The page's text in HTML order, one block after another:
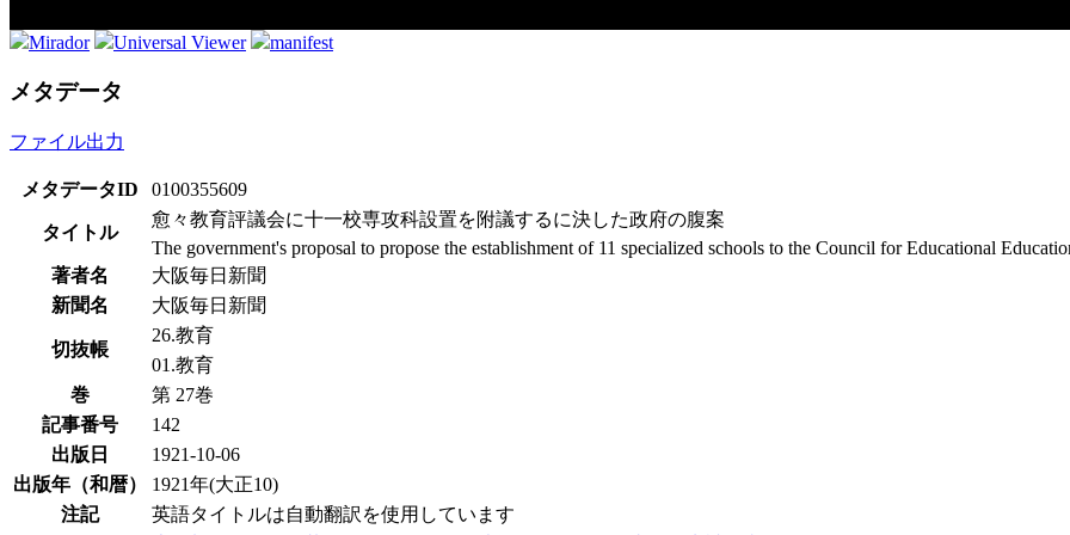
Mirador Universal Viewer manifest
メタデータ
ファイル出力
メタデータID 0100355609
タイトル
愈々教育評議会に十一校専攻科設置を附議するに決した政府の腹案
The government's proposal to propose the establishment of 11 specialized schools to the Council for Educational
著者名
大阪毎日新聞
新聞名
大阪毎日新聞
切抜帳
26.教育
01.教育
巻
第 27巻
記事番号
142
出版日
1921-10-06
出版年（和暦）
1921年(大正10)
注記
英語タイトルは自動翻訳を使用しています